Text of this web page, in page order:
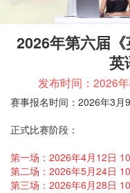
2026年第六届
英
发布时间：2026
赛事报名时间：2026年3
正式比赛阶段：
第一场：2026年4月12日
第二场：2026年5月24日
第三场：2026年6月28日